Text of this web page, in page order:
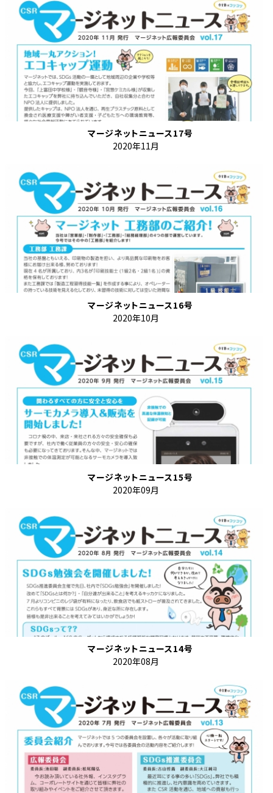
マージネットニュース17号
2020年11月
マージネットニュース16号
2020年10月
マージネットニュース15号
2020年09月
マージネットニュース14号
2020年08月